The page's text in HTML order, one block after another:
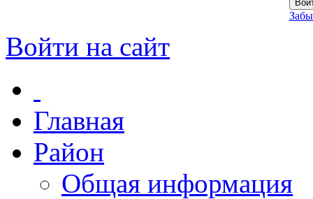
Войти на сайт
Главная
Район
Общая информация